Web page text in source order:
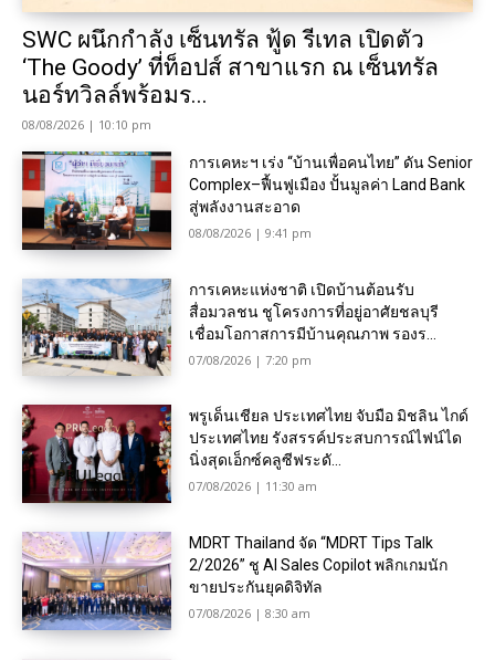
SWC ผนึกกำลัง เซ็นทรัล ฟู้ด รีเทล เปิดตัว
‘The Goody’ ที่ท็อปส์ สาขาแรก ณ เซ็นทรัล
นอร์ทวิลล์พร้อมร...
08/08/2026 | 10:10 pm
การเคหะฯ เร่ง “บ้านเพื่อคนไทย” ดัน Senior
Complex–ฟื้นฟูเมือง ปั้นมูลค่า Land Bank
สู่พลังงานสะอาด
08/08/2026 | 9:41 pm
การเคหะแห่งชาติ เปิดบ้านต้อนรับ
สื่อมวลชน ชูโครงการที่อยู่อาศัยชลบุรี
เชื่อมโอกาสการมีบ้านคุณภาพ รองร...
07/08/2026 | 7:20 pm
พรูเด็นเชียล ประเทศไทย จับมือ มิชลิน ไกด์
ประเทศไทย รังสรรค์ประสบการณ์ไฟน์ได
นิ่งสุดเอ็กซ์คลูซีฟระดั...
07/08/2026 | 11:30 am
MDRT Thailand จัด “MDRT Tips Talk
2/2026” ชู AI Sales Copilot พลิกเกมนัก
ขายประกันยุคดิจิทัล
07/08/2026 | 8:30 am